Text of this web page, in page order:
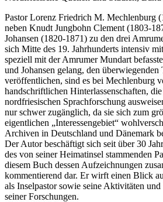
Pastor Lorenz Friedrich M. Mechlenburg
neben Knudt Jungbohn Clement (1803-
Johansen (1820-1871) zu den drei
sich Mitte des 19. Jahrhunderts intensiv
speziell mit der Amrumer Mundart
und Johansen gelang, den
veröffentlichen, sind es bei Mechlenburg
handschriftlichen Hinterlassenschaften,
nordfriesischen Sprachforschung
nur schwer zugänglich, da sie sich zum
eigentlichen „Interessengebiet“
Archiven in Deutschland und Dänemark
Der Autor beschäftigt sich seit über 30
des von seiner Heimatinsel stammenden
diesem Buch dessen Aufzeichnungen
kommentierend dar. Er wirft einen Blick
als Inselpastor sowie seine Aktivitäten
seiner Forschungen.